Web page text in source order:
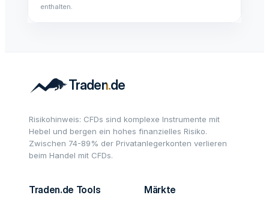
enthalten.
Risikohinweis: CFDs sind komplexe Instrumente mit
Hebel und bergen ein hohes finanzielles Risiko.
Zwischen 74-89% der Privatanlegerkonten verlieren
beim Handel mit CFDs.
Traden.de Tools Märkte